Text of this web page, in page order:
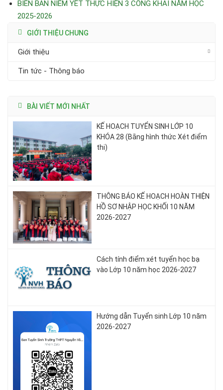
BIÊN BẢN NIÊM YẾT THỰC HIỆN 3 CÔNG KHAI NĂM HỌC
2025-2026
GIỚI THIỆU CHUNG
Giới thiệu
Tin tức - Thông báo
BÀI VIẾT MỚI NHẤT
KẾ HOẠCH TUYỂN SINH LỚP 10
KHÓA 28 (Bằng hình thức Xét điểm
thi)
THÔNG BÁO KẾ HOẠCH HOÀN THIỆN
HỒ SƠ NHẬP HỌC KHỐI 10 NĂM
2026-2027
Cách tính điểm xét tuyển học bạ
vào Lớp 10 năm học 2026-2027
Hướng dẫn Tuyển sinh Lớp 10 năm
2026-2027